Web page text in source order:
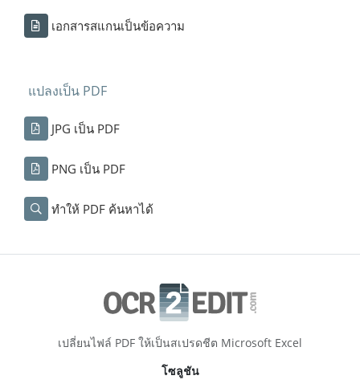
เอกสารสแกนเป็นข้อความ
แปลงเป็น PDF
JPG เป็น PDF
PNG เป็น PDF
ทำให้ PDF ค้นหาได้
เปลี่ยนไฟล์ PDF ให้เป็นสเปรดชีต Microsoft Excel
โซลูชัน